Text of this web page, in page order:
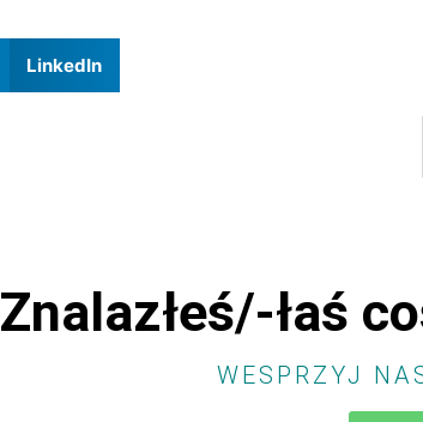
LinkedIn
Znalazłeś/-łaś
WESPRZYJ